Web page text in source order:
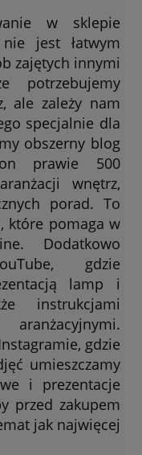
w sklepie
jest łatwym
zajętych innymi
potrzebujemy
ale zależy nam
specjalnie dla
obszerny blog
prawie 500
wnętrz,
porad. To
które pomaga w
Dodatkowo
gdzie
lamp i
instrukcjami
gdzie
umieszczamy
i prezentacje
przed zakupem
jak najwięcej